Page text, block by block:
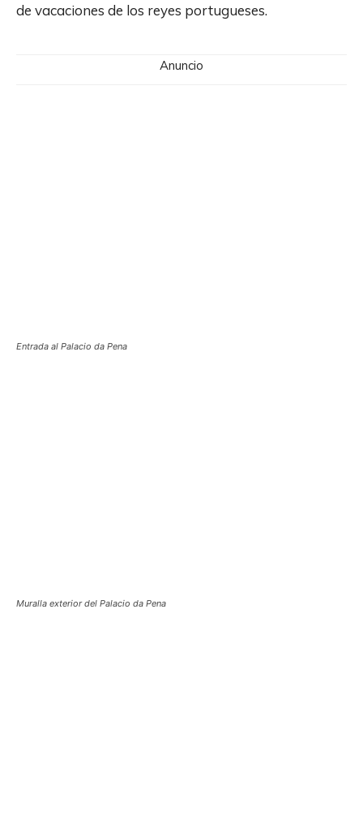
de vacaciones de los reyes portugueses.
Anuncio
Entrada al Palacio da Pena
Muralla exterior del Palacio da Pena